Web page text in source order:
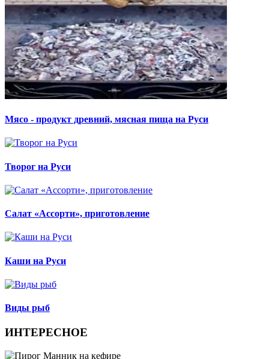
Мясо - продукт древний, мясная пища на Руси
Творог на Руси
Салат «Ассорти», приготовление
Каши на Руси
Виды рыб
ИНТЕРЕСНОЕ